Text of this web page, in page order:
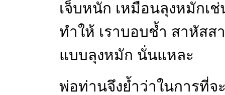
เจ็บหนัก เหมือนลุงหมักเ
ทำให้ เราบอบช้ำ สาหัส
แบบลุงหมัก นั่นแหละ
พ่อท่านจึงย้ำว่าในการที่จ